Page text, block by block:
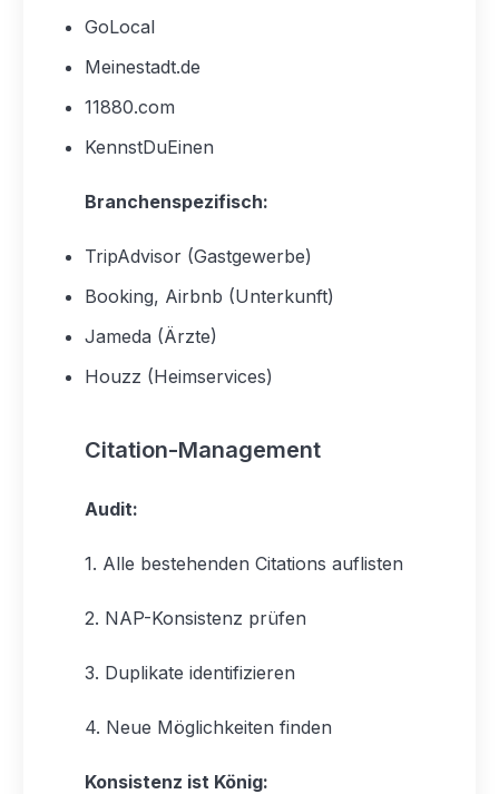
GoLocal
Meinestadt.de
11880.com
KennstDuEinen
Branchenspezifisch:
TripAdvisor (Gastgewerbe)
Booking, Airbnb (Unterkunft)
Jameda (Ärzte)
Houzz (Heimservices)
Citation-Management
Audit:
1. Alle bestehenden Citations auflisten
2. NAP-Konsistenz prüfen
3. Duplikate identifizieren
4. Neue Möglichkeiten finden
Konsistenz ist König: